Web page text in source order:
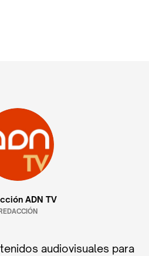
ADN TV
audiovisuales para